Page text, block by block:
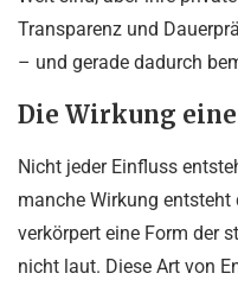
Transparenz und
– und gerade dadurch
Die Wirkung
Nicht jeder Einfluss
manche Wirkung
verkörpert eine Form der
nicht laut. Diese Art von